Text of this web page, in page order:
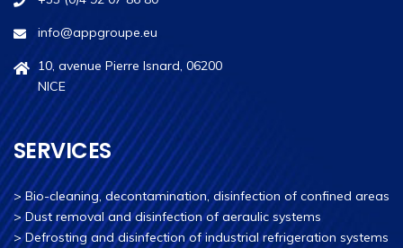
info@appgroupe.eu
10, avenue Pierre Isnard, 06200
NICE
SERVICES
>Bio-cleaning, decontamination, disinfection of confined areas
>Dust removal and disinfection of aeraulic systems
>Defrosting and disinfection of industrial refrigeration systems